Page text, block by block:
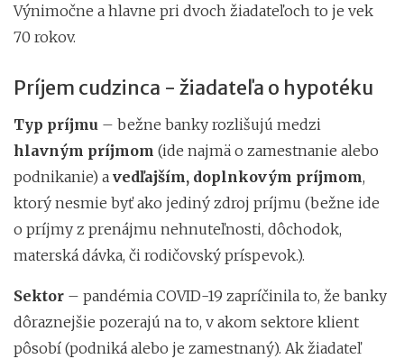
Výnimočne a hlavne pri dvoch žiadateľoch to je vek
70 rokov.
Príjem cudzinca - žiadateľa o hypotéku
Typ príjmu – bežne banky rozlišujú medzi
hlavným príjmom (ide najmä o zamestnanie alebo
podnikanie) a vedľajším, doplnkovým príjmom,
ktorý nesmie byť ako jediný zdroj príjmu (bežne ide
o príjmy z prenájmu nehnuteľnosti, dôchodok,
materská dávka, či rodičovský príspevok.).
Sektor – pandémia COVID-19 zapríčinila to, že banky
dôraznejšie pozerajú na to, v akom sektore klient
pôsobí (podniká alebo je zamestnaný). Ak žiadateľ